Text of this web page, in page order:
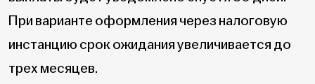
При варианте оформления через налоговую
инстанцию срок ожидания увеличивается до
трех месяцев.